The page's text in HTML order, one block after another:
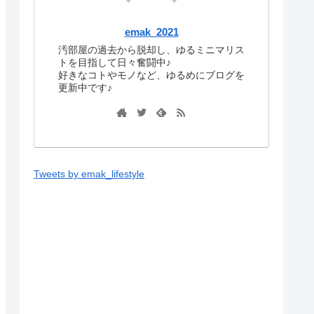
emak_2021
汚部屋の過去から脱却し、ゆるミニマリス
トを目指して日々奮闘中♪
好きなコトやモノなど、ゆるめにブログを
更新中です♪
Tweets by emak_lifestyle